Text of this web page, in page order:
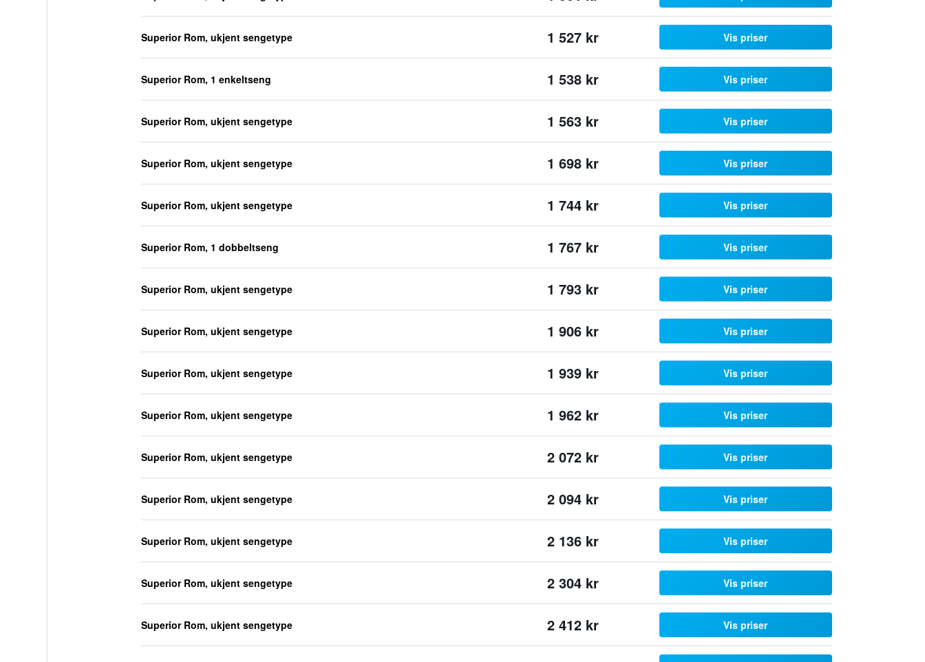
Superior Rom, ukjent sengetype 1 527 kr Vis priser
Superior Rom, 1 enkeltseng 1 538 kr Vis priser
Superior Rom, ukjent sengetype 1 563 kr Vis priser
Superior Rom, ukjent sengetype 1 698 kr Vis priser
Superior Rom, ukjent sengetype 1 744 kr Vis priser
Superior Rom, 1 dobbeltseng 1 767 kr Vis priser
Superior Rom, ukjent sengetype 1 793 kr Vis priser
Superior Rom, ukjent sengetype 1 906 kr Vis priser
Superior Rom, ukjent sengetype 1 939 kr Vis priser
Superior Rom, ukjent sengetype 1 962 kr Vis priser
Superior Rom, ukjent sengetype 2 072 kr Vis priser
Superior Rom, ukjent sengetype 2 094 kr Vis priser
Superior Rom, ukjent sengetype 2 136 kr Vis priser
Superior Rom, ukjent sengetype 2 304 kr Vis priser
Superior Rom, ukjent sengetype 2 412 kr Vis priser